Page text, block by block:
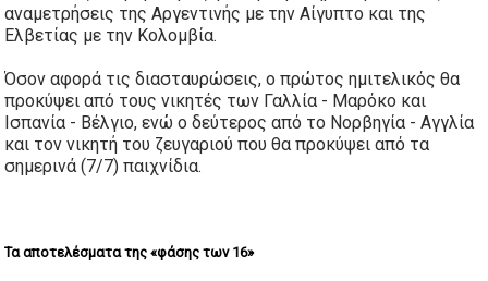
αναμετρήσεις της Αργεντινής με την Αίγυπτο και της
Ελβετίας με την Κολομβία.
Όσον αφορά τις διασταυρώσεις, ο πρώτος ημιτελικός θα
προκύψει από τους νικητές των Γαλλία - Μαρόκο και
Ισπανία - Βέλγιο, ενώ ο δεύτερος από το Νορβηγία - Αγγλία
και τον νικητή του ζευγαριού που θα προκύψει από τα
σημερινά (7/7) παιχνίδια.
Τα αποτελέσματα της «φάσης των 16»